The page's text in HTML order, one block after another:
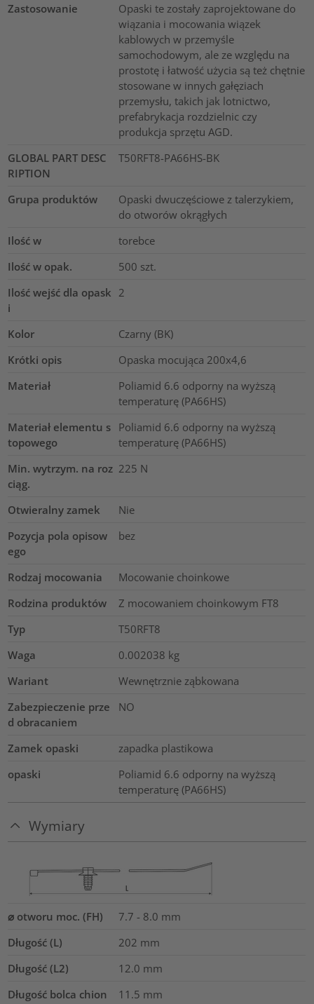
Zastosowanie
Opaski te zostały zaprojektowane do
wiązania i mocowania wiązek
kablowych w przemyśle
samochodowym, ale ze względu na
prostotę i łatwość użycia są też chętnie
stosowane w innych gałęziach
przemysłu, takich jak lotnictwo,
prefabrykacja rozdzielnic czy
produkcja sprzętu AGD.
GLOBAL PART DESC
RIPTION
T50RFT8-PA66HS-BK
Grupa produktów
Opaski dwuczęściowe z talerzykiem,
do otworów okrągłych
Ilość w
torebce
Ilość w opak.
500 szt.
Ilość wejść dla opask
i
2
Kolor
Czarny (BK)
Krótki opis
Opaska mocująca 200x4,6
Materiał
Poliamid 6.6 odporny na wyższą
temperaturę (PA66HS)
Materiał elementu s
topowego
Poliamid 6.6 odporny na wyższą
temperaturę (PA66HS)
Min. wytrzym. na roz
ciąg.
225 N
Otwieralny zamek
Nie
Pozycja pola opisow
ego
bez
Rodzaj mocowania
Mocowanie choinkowe
Rodzina produktów
Z mocowaniem choinkowym FT8
Typ
T50RFT8
Waga
0.002038 kg
Wariant
Wewnętrznie ząbkowana
Zabezpieczenie prze
d obracaniem
NO
Zamek opaski
zapadka plastikowa
opaski
Poliamid 6.6 odporny na wyższą
temperaturę (PA66HS)
Wymiary
⌀ otworu moc. (FH)
7.7 - 8.0 mm
Długość (L)
202 mm
Długość (L2)
12.0 mm
Długość bolca chion
11.5 mm